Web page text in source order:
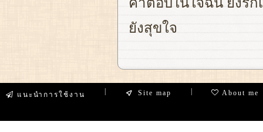
ยังสุขใจ
แนะนำการใช้งาน Site map About me